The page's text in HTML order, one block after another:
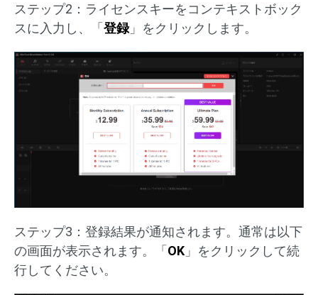
ステップ2：ライセンスキーをコンテキストボック
スに入力し、「登録」をクリックします。
ステップ3：登録結果が通知されます。通常は以下
の画面が表示されます。「 OK 」をクリックして続
行してください。